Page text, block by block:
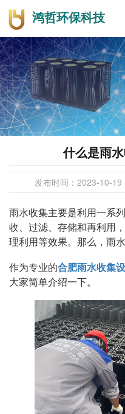
鸿哲环保科技
什么是雨
发布时间： 2023-10-19
雨水收集主要是利用一系
收、过滤、存储和再利用
理利用等效果。那么，雨
作为专业的合肥雨水收集
大家简单介绍一下。